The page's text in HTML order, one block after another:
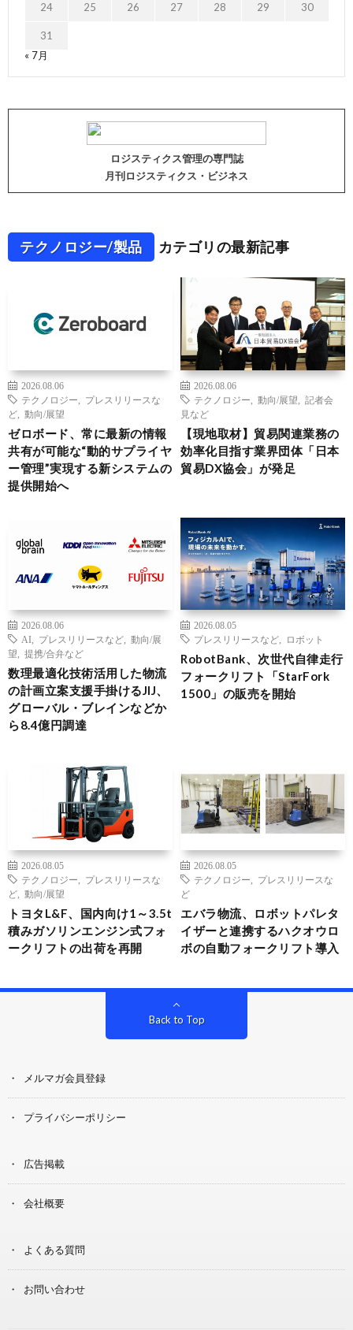
24 25 26 27 28 29 30
31
« 7月
ロジスティクス管理の専門誌
月刊ロジスティクス・ビジネス
テクノロジー/製品 カテゴリの最新記事
2026.08.06
テクノロジー
プレスリリースな
ど
動向/展望
ゼロボード、常に最新の情報
共有が可能な“動的サプライヤ
ー管理”実現する新システムの
提供開始へ
2026.08.06
テクノロジー
動向/展望
記者会
見など
【現地取材】貿易関連業務の
効率化目指す業界団体「日本
貿易DX協会」が発足
2026.08.06
AI
プレスリリースなど
動向/展
望
提携/合弁など
数理最適化技術活用した物流
の計画立案支援手掛けるJIJ、
グローバル・ブレインなどか
ら8.4億円調達
2026.08.05
プレスリリースなど
ロボット
RobotBank、次世代自律走行
フォークリフト「StarFork
1500」の販売を開始
2026.08.05
テクノロジー
プレスリリースな
ど
動向/展望
トヨタL&F、国内向け1～3.5t
積みガソリンエンジン式フォ
ークリフトの出荷を再開
2026.08.05
テクノロジー
プレスリリースな
ど
エバラ物流、ロボットパレタ
イザーと連携するハクオウロ
ボの自動フォークリフト導入
Back to Top
メルマガ会員登録
プライバシーポリシー
広告掲載
会社概要
よくある質問
お問い合わせ